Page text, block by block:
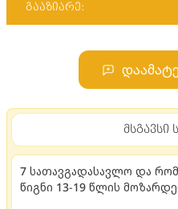
გააზიარე:
მსგავსი
7 სათავგადასავლო და
წიგნი 13-19 წლის